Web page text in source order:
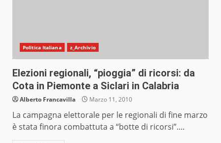
Politica Italiana z_Archivio
Elezioni regionali, “pioggia” di ricorsi: da
Cota in Piemonte a Siclari in Calabria
Alberto Francavilla Marzo 11, 2010
La campagna elettorale per le regionali di fine marzo
è stata finora combattuta a “botte di ricorsi”....